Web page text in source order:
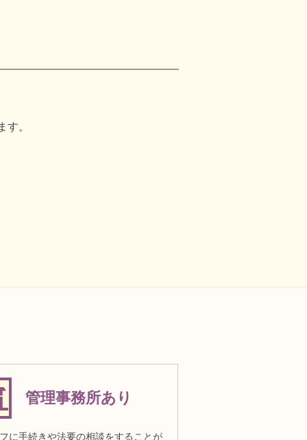
。
管理事務所あり
に手続きや法要の相談をすることが